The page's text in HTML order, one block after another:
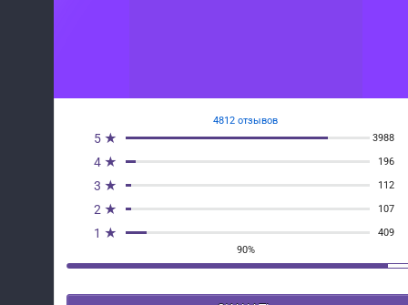
4812 отзывов
5 ★ 3988
4 ★ 196
3 ★ 112
2 ★ 107
1 ★
409
90%